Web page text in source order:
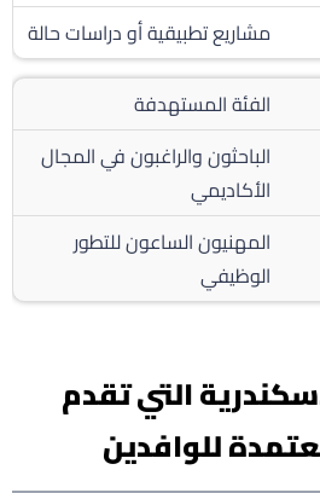
مشاريع تطبيقية أو دراسات حالة
الفئة المستهدفة
الباحثون والراغبون في المجال
الأكاديمي
المهنيون الساعون للتطور
الوظيفي
التي تقدم
للوافدين